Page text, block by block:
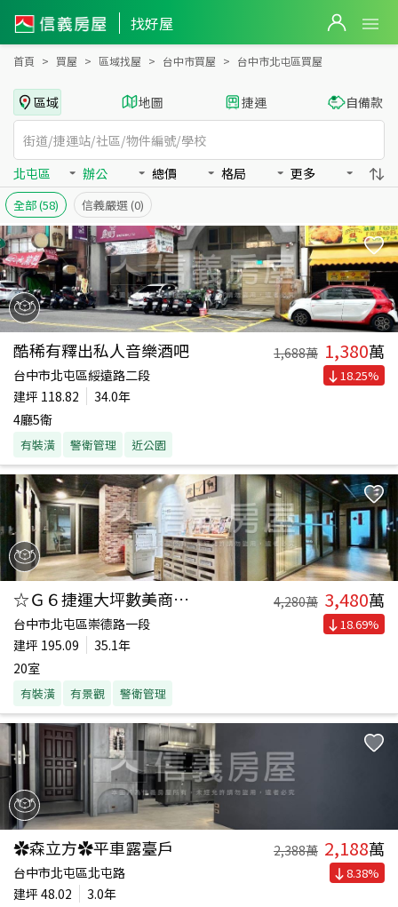
找好屋
台中市北屯區買房：辦公房屋物件出售、房價分析
首頁 買屋 區域找屋 台中市買屋 台中市北屯區買屋
區域 地圖 捷運 自備款
北屯區 辦公 總價 格局 更多
全部(58) 信義嚴選 (0)
酷稀有釋出私人音樂酒吧 1,688萬 1,380萬
台中市北屯區綏遠路二段
建坪 118.82
34.0年
4廳5衛
有裝潢 警衛管理 近公園
18.25%
☆Ｇ６捷運大坪數美商辦☆ 4,280萬 3,480萬
台中市北屯區崇德路一段
建坪 195.09
35.1年
20室
有裝潢 有景觀 警衛管理
18.69%
✿森立方✿平車露臺戶 2,388萬 2,188萬
台中市北屯區北屯路
建坪 48.02
3.0年
8.38%